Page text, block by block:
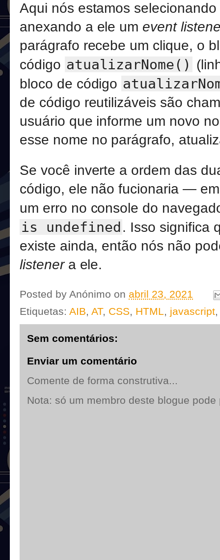
Aqui nós estamos
anexando a ele um event
parágrafo recebe um clique, o
código atualizarNome()
bloco de código
de código reutilizáveis são
usuário que informe um novo
esse nome no parágrafo,
Se você inverte a ordem das
código, ele não fucionaria —
um erro no console do
is undefined. Isso significa
existe ainda, então nós não
listenera ele.
Posted by Anónimo on abril 23, 2021
Etiquetas: AIB AT, CSS HTML javascript
Sem comentários:
Enviar um comentário
Comente de forma construtiva...
Nota: só um membro deste blogue